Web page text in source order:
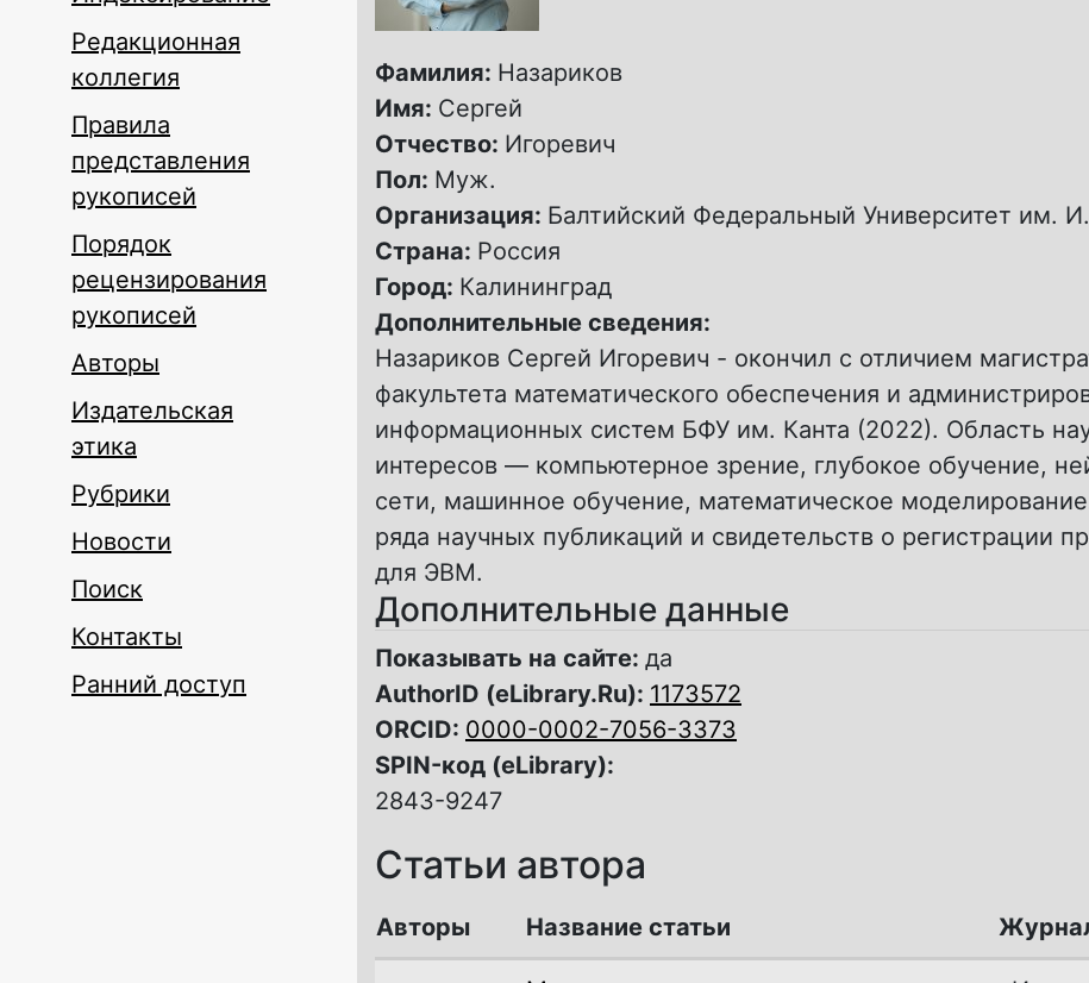
Редакционная
коллегия
Правила
представления
рукописей
Порядок
рецензирования
рукописей
Авторы
Издательская
этика
Рубрики
Новости
Поиск
Контакты
Ранний доступ
Фамилия: Назариков
Имя: Сергей
Отчество: Игоревич
Пол: Муж.
Организация: Балтийский Федеральный Университет им.
Страна: Россия
Город: Калининград
Дополнительные сведения:
Назариков Сергей Игоревич - окончил с отличием
факультета математического обеспечения и
информационных систем БФУ им. Канта (2022). Область
интересов — компьютерное зрение, глубокое обучение,
сети, машинное обучение, математическое
ряда научных публикаций и свидетельств о регистрации
для ЭВМ.
Дополнительные данные
Показывать на сайте: да
AuthorID (eLibrary.Ru): 1173572
ORCID: 0000-0002-7056-3373
SPIN-код (eLibrary):
2843-9247
Статьи автора
Авторы Название статьи